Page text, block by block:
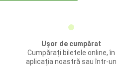
Ușor de cumpărat
Cumpărați biletele online, în
aplicația noastră sau într-un